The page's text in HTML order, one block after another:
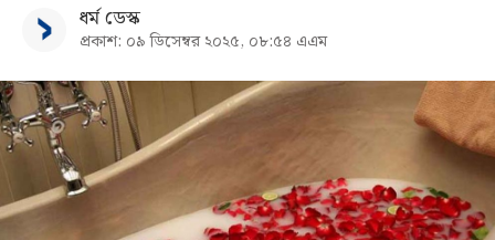
বিভাগ
আর্কাইভ
কনভার্টার
ধর্ম ডেস্ক
প্রকাশ: ০৯ ডিসেম্বর ২০২৫, ০৮:৫৪ এএম